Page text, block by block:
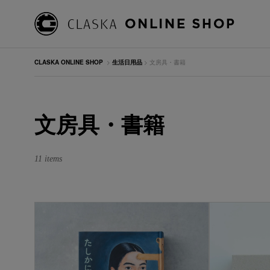
CLASKA ONLINE SHOP > 生活日用品 > 文房具・書籍
文房具・書籍
11 items